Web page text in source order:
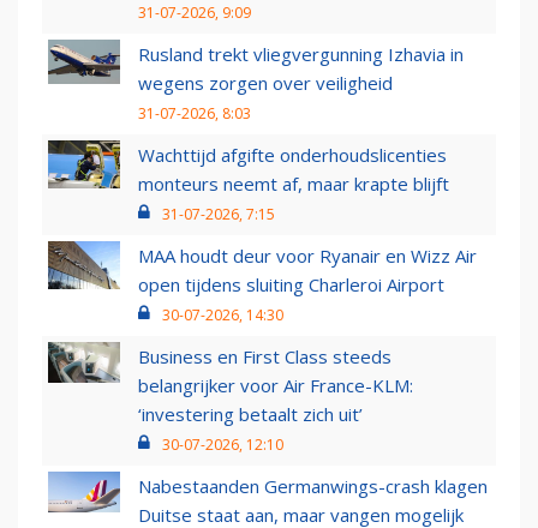
31-07-2026, 9:09
Rusland trekt vliegvergunning Izhavia in
wegens zorgen over veiligheid
31-07-2026, 8:03
Wachttijd afgifte onderhoudslicenties
monteurs neemt af, maar krapte blijft
31-07-2026, 7:15
MAA houdt deur voor Ryanair en Wizz Air
open tijdens sluiting Charleroi Airport
30-07-2026, 14:30
Business en First Class steeds
belangrijker voor Air France-KLM:
‘investering betaalt zich uit’
30-07-2026, 12:10
Nabestaanden Germanwings-crash klagen
Duitse staat aan, maar vangen mogelijk